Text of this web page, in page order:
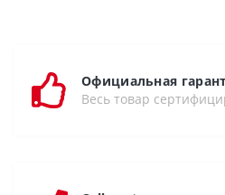
Официальная
Весь товар